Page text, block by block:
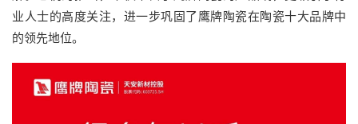
业人士的高度关注，进一步巩固了鹰牌陶瓷在陶瓷十大品牌中
的领先地位。